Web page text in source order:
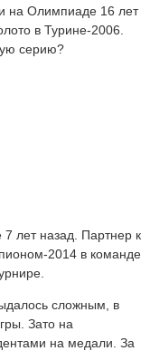
на Олимпиаде 16 лет
в Турине-2006.
серию?
лет назад. Партнер к
2014 в команде
сложным, в
Зато на
на медали. За